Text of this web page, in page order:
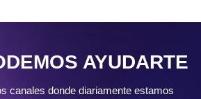
AYUDARTE
canales donde diariamente estamos